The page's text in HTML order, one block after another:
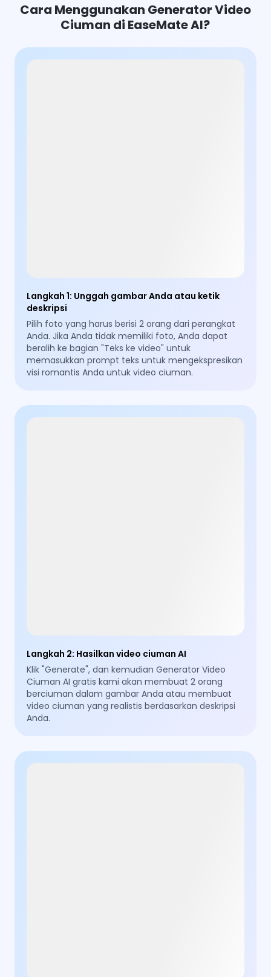
Cara Menggunakan Generator Video
Ciuman di EaseMate AI?
Langkah 1: Unggah gambar Anda atau ketik
deskripsi
Pilih foto yang harus berisi 2 orang dari perangkat
Anda. Jika Anda tidak memiliki foto, Anda dapat
beralih ke bagian "Teks ke video" untuk
memasukkan prompt teks untuk mengekspresikan
visi romantis Anda untuk video ciuman.
Langkah 2: Hasilkan video ciuman AI
Klik "Generate", dan kemudian Generator Video
Ciuman AI gratis kami akan membuat 2 orang
berciuman dalam gambar Anda atau membuat
video ciuman yang realistis berdasarkan deskripsi
Anda.